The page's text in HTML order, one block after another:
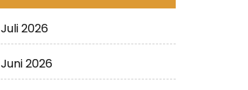
Juli 2026
Juni 2026